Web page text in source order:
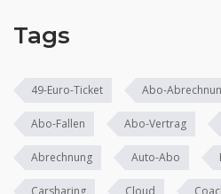
Tags
49-Euro-Ticket Abo-
Abo-Fallen Abo-Vertrag
Abrechnung Auto-Abo
Carsharing Cloud